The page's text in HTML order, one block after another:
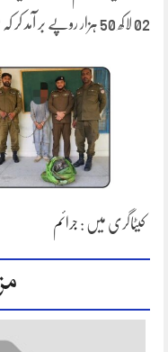
02 لاکھ 50 ہزار روپے بر آمد کر کہ ملزم کے خلاف مقدمہ درج کرلیا گیا
کیٹاگری میں : جرائم